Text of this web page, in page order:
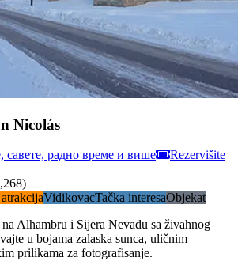
Nicolás
савете, радно време и више
Rezervišite
VidikovacTačka interesaObjekat
Alhambru i Sijera Nevadu sa živahnog
u bojama zalaska sunca, uličnim
prilikama za fotografisanje.